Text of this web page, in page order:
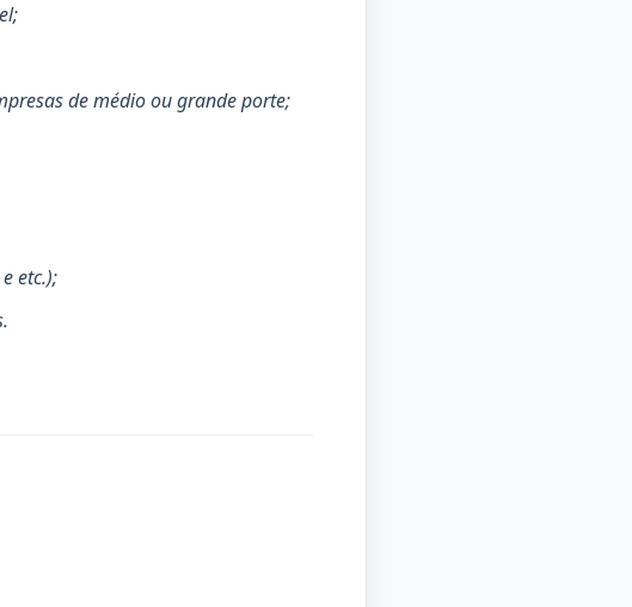
de médio ou grande porte;
etc.);